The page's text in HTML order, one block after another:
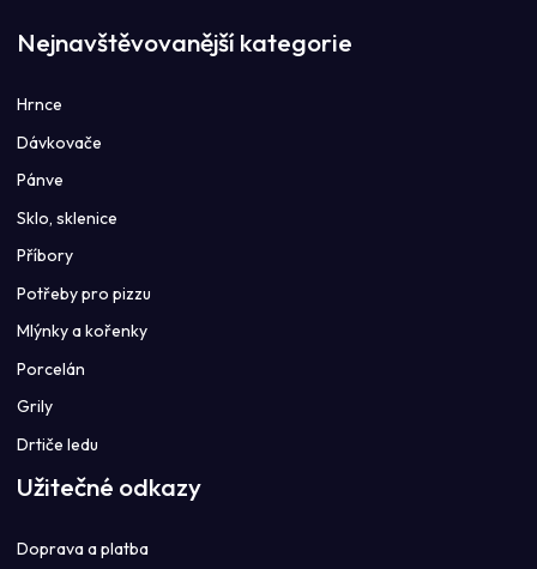
Nejnavštěvovanější kategorie
Hrnce
Dávkovače
Pánve
Sklo, sklenice
Příbory
Potřeby pro pizzu
Mlýnky a kořenky
Porcelán
Grily
Drtiče ledu
Užitečné odkazy
Doprava a platba